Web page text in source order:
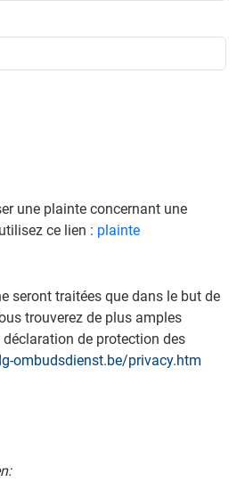
une plainte concernant une
ce lien : plainte
seront traitées que dans le but de
trouverez de plus amples
de protection des
ombudsdienst.be/privacy.htm